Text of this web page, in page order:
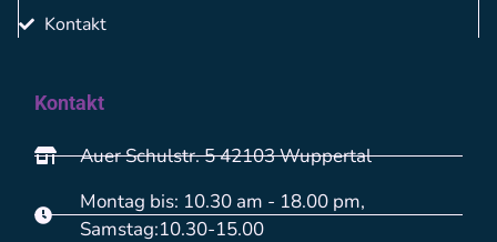
Kontakt
Kontakt
Auer Schulstr. 5 42103 Wuppertal
Montag bis: 10.30 am - 18.00 pm,
Samstag:10.30-15.00